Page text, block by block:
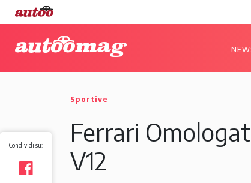
Sportive
Ferrari
V12
Condividi su: